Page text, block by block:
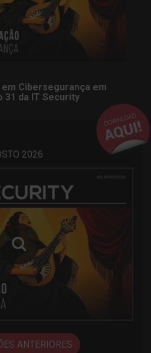
em Cibersegurança em
31 da IT Security
2026
ANTERIORES